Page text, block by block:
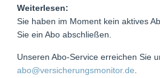
Weiterlesen:
Sie haben im Moment kein aktives
Sie ein Abo abschließen.
Unseren Abo-Service erreichen Sie
abo@versicherungsmonitor.de